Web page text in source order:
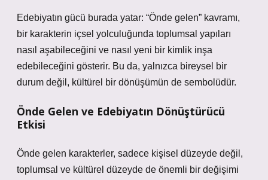
Edebiyatın gücü burada yatar: “Önde gelen” kavramı,
bir karakterin içsel yolculuğunda toplumsal yapıları
nasıl aşabileceğini ve nasıl yeni bir kimlik inşa
edebileceğini gösterir. Bu da, yalnızca bireysel bir
durum değil, kültürel bir dönüşümün de sembolüdür.
Önde Gelen ve Edebiyatın Dönüştürücü
Etkisi
Önde gelen karakterler, sadece kişisel düzeyde değil,
toplumsal ve kültürel düzeyde de önemli bir değişimi